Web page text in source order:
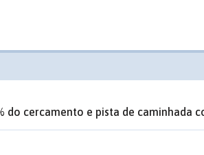
do cercamento e pista de caminhada